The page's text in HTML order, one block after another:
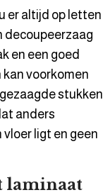
er altijd op letten
decoupeerzaag
en een goed
kan voorkomen
stukken
anders
ligt en geen
laminaat